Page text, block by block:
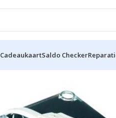
CadeaukaartSaldo Checker